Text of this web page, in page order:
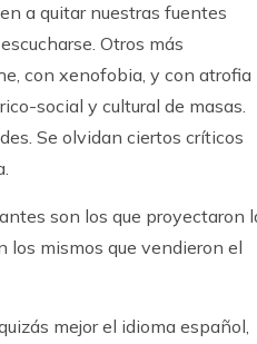
a quitar nuestras fuentes
Otros más
con xenofobia, y con atrofia
social y cultural de masas.
Se olvidan ciertos críticos
son los que proyectaron
los mismos que vendieron el
mejor el idioma español,